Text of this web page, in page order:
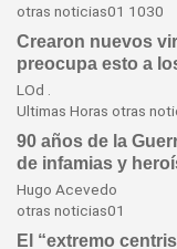
otras noticias01 1030
Crearon nuevos
preocupa esto a
LOd .
Ultimas Horas otras
90 años de la
de infamias y
Hugo Acevedo
otras noticias01
El “extremo